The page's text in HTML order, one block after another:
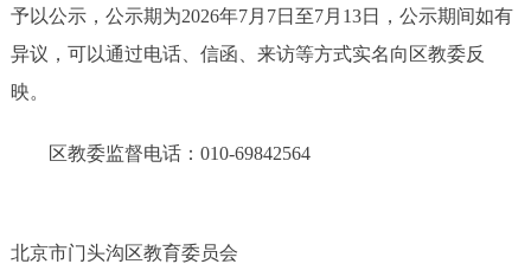
予以公示，公示期为2026年7月7日至7月13日，公示期间如有
异议，可以通过电话、信函、来访等方式实名向区教委反
映。
区教委监督电话：010-69842564
北京市门头沟区教育委员会